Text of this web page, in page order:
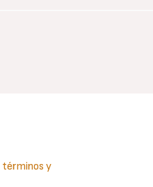
términos y